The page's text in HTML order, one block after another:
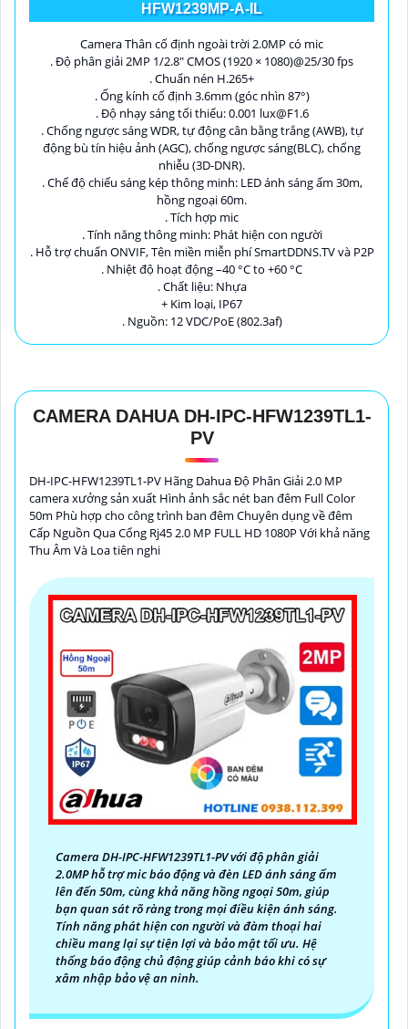
HFW1239MP-A-IL
Camera Thân cố định ngoài trời 2.0MP có mic
. Độ phân giải 2MP 1/2.8" CMOS (1920 × 1080)@25/30 fps
. Chuẩn nén H.265+
. Ống kính cố định 3.6mm (góc nhìn 87°)
. Độ nhạy sáng tối thiểu: 0.001 lux@F1.6
. Chống ngược sáng WDR, tự động cân bằng trắng (AWB), tự
động bù tín hiệu ảnh (AGC), chống ngược sáng(BLC), chống
nhiễu (3D-DNR).
. Chế độ chiếu sáng kép thông minh: LED ánh sáng ấm 30m,
hồng ngoại 60m.
. Tích hợp mic
. Tính năng thông minh: Phát hiện con người
. Hỗ trợ chuẩn ONVIF, Tên miền miễn phí SmartDDNS.TV và P2P
. Nhiệt độ hoạt động –40 °C to +60 °C
. Chất liệu: Nhựa
+ Kim loại, IP67
. Nguồn: 12 VDC/PoE (802.3af)
CAMERA DAHUA DH-IPC-HFW1239TL1-
PV
DH-IPC-HFW1239TL1-PV Hãng Dahua Độ Phân Giải 2.0 MP
camera xưởng sản xuất Hình ảnh sắc nét ban đêm Full Color
50m Phù hợp cho công trình ban đêm Chuyên dụng về đêm
Cấp Nguồn Qua Cổng Rj45 2.0 MP FULL HD 1080P Với khả năng
Thu Âm Và Loa tiên nghi
Camera DH-IPC-HFW1239TL1-PV với độ phân giải
2.0MP hỗ trợ mic báo động và đèn LED ánh sáng ấm
lên đến 50m, cùng khả năng hồng ngoại 50m, giúp
bạn quan sát rõ ràng trong mọi điều kiện ánh sáng.
Tính năng phát hiện con người và đàm thoại hai
chiều mang lại sự tiện lợi và bảo mật tối ưu. Hệ
thống báo động chủ động giúp cảnh báo khi có sự
xâm nhập bảo vệ an ninh.